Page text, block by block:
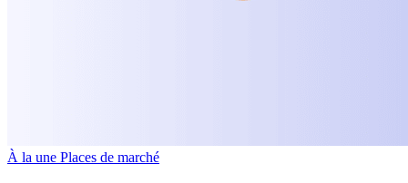
À la une Places de marché